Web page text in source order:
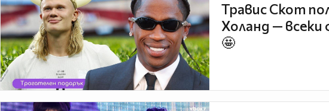
Травис Скот
Холанд — всеки
🤩